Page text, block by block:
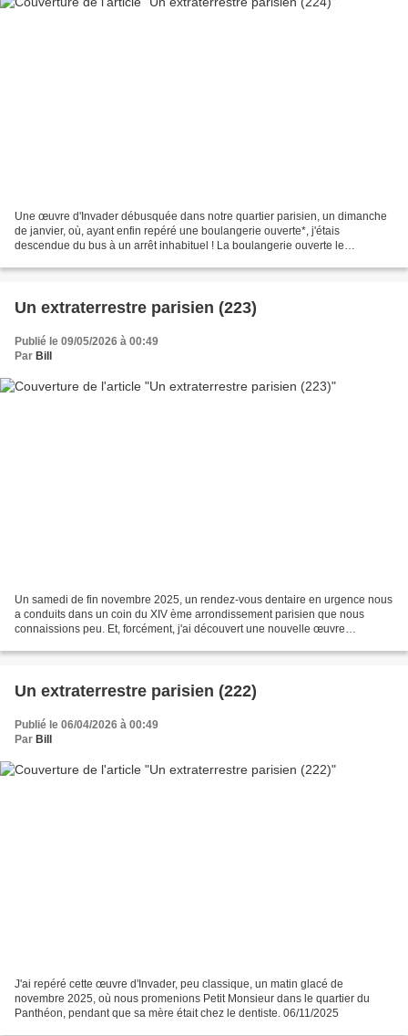
Une œuvre d'Invader débusquée dans notre quartier parisien, un dimanche
de janvier, où, ayant enfin repéré une boulangerie ouverte*, j'étais
descendue du bus à un arrêt inhabituel ! La boulangerie ouverte le
Un extraterrestre parisien (223)
Publié le 09/05/2026 à 00:49
Par Bill
Un samedi de fin novembre 2025, un rendez-vous dentaire en urgence nous
a conduits dans un coin du XIV ème arrondissement parisien que nous
connaissions peu. Et, forcément, j'ai découvert une nouvelle œuvre
Un extraterrestre parisien (222)
Publié le 06/04/2026 à 00:49
Par Bill
J'ai repéré cette œuvre d'Invader, peu classique, un matin glacé de
novembre 2025, où nous promenions Petit Monsieur dans le quartier du
Panthéon, pendant que sa mère était chez le dentiste. 06/11/2025